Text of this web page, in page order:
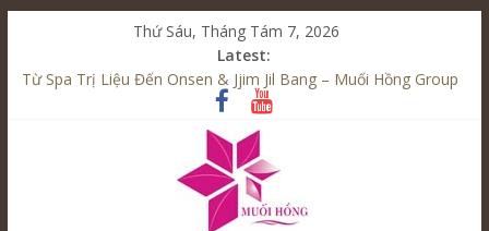
Thứ Sáu, Tháng Tám 7, 2026
Latest:
Từ Spa Trị Liệu Đến Onsen & Jjim Jil Bang – Muối Hồng Group
Kết Hợp Onsen & Jjim Jil Bang Trong Mô Hình Spa – Muối
Cham Riverside Onsen & Jjim Jil Bang Đà Nẵng Muối Hồng
Spa Jjim Jil Bang Kết Hợp Onsen – Kinh Doanh Chuẩn Sao –